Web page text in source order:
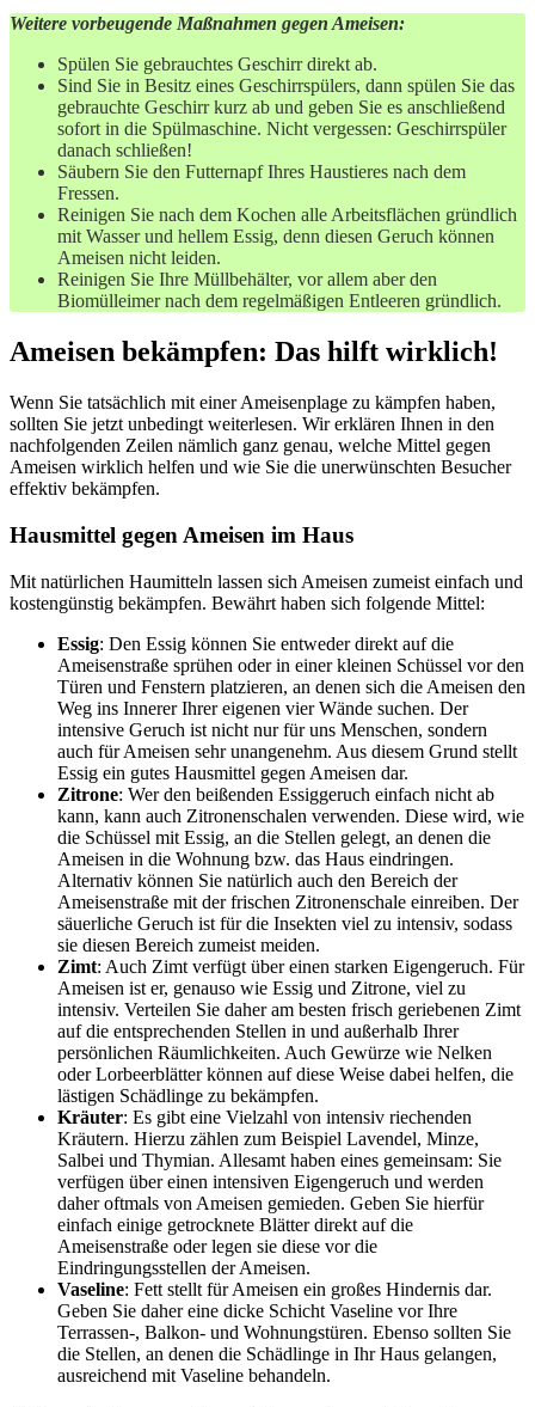
Weitere vorbeugende Maßnahmen gegen Ameisen:
Spülen Sie gebrauchtes Geschirr direkt ab.
Sind Sie in Besitz eines Geschirrspülers, dann spülen Sie das
gebrauchte Geschirr kurz ab und geben Sie es anschließend
sofort in die Spülmaschine. Nicht vergessen: Geschirrspüler
danach schließen!
Säubern Sie den Futternapf Ihres Haustieres nach dem
Fressen.
Reinigen Sie nach dem Kochen alle Arbeitsflächen gründlich
mit Wasser und hellem Essig, denn diesen Geruch können
Ameisen nicht leiden.
Reinigen Sie Ihre Müllbehälter, vor allem aber den
Biomülleimer nach dem regelmäßigen Entleeren gründlich.
Ameisen bekämpfen: Das hilft wirklich!
Wenn Sie tatsächlich mit einer Ameisenplage zu kämpfen haben,
sollten Sie jetzt unbedingt weiterlesen. Wir erklären Ihnen in den
nachfolgenden Zeilen nämlich ganz genau, welche Mittel gegen
Ameisen wirklich helfen und wie Sie die unerwünschten Besucher
effektiv bekämpfen.
Hausmittel gegen Ameisen im Haus
Mit natürlichen Haumitteln lassen sich Ameisen zumeist einfach und
kostengünstig bekämpfen. Bewährt haben sich folgende Mittel:
Essig: Den Essig können Sie entweder direkt auf die
Ameisenstraße sprühen oder in einer kleinen Schüssel vor den
Türen und Fenstern platzieren, an denen sich die Ameisen den
Weg ins Innerer Ihrer eigenen vier Wände suchen. Der
intensive Geruch ist nicht nur für uns Menschen, sondern
auch für Ameisen sehr unangenehm. Aus diesem Grund stellt
Essig ein gutes Hausmittel gegen Ameisen dar.
Zitrone: Wer den beißenden Essiggeruch einfach nicht ab
kann, kann auch Zitronenschalen verwenden. Diese wird, wie
die Schüssel mit Essig, an die Stellen gelegt, an denen die
Ameisen in die Wohnung bzw. das Haus eindringen.
Alternativ können Sie natürlich auch den Bereich der
Ameisenstraße mit der frischen Zitronenschale einreiben. Der
säuerliche Geruch ist für die Insekten viel zu intensiv, sodass
sie diesen Bereich zumeist meiden.
Zimt: Auch Zimt verfügt über einen starken Eigengeruch. Für
Ameisen ist er, genauso wie Essig und Zitrone, viel zu
intensiv. Verteilen Sie daher am besten frisch geriebenen Zimt
auf die entsprechenden Stellen in und außerhalb Ihrer
persönlichen Räumlichkeiten. Auch Gewürze wie Nelken
oder Lorbeerblätter können auf diese Weise dabei helfen, die
lästigen Schädlinge zu bekämpfen.
Kräuter: Es gibt eine Vielzahl von intensiv riechenden
Kräutern. Hierzu zählen zum Beispiel Lavendel, Minze,
Salbei und Thymian. Allesamt haben eines gemeinsam: Sie
verfügen über einen intensiven Eigengeruch und werden
daher oftmals von Ameisen gemieden. Geben Sie hierfür
einfach einige getrocknete Blätter direkt auf die
Ameisenstraße oder legen sie diese vor die
Eindringungsstellen der Ameisen.
Vaseline: Fett stellt für Ameisen ein großes Hindernis dar.
Geben Sie daher eine dicke Schicht Vaseline vor Ihre
Terrassen-, Balkon- und Wohnungstüren. Ebenso sollten Sie
die Stellen, an denen die Schädlinge in Ihr Haus gelangen,
ausreichend mit Vaseline behandeln.